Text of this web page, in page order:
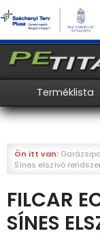
Terméklista
Ön itt van:
Sínes elszívó
FILCAR
SÍNES